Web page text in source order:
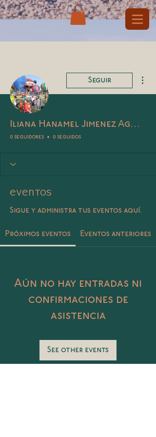
Seguir
Iliana Hanamel Jimenez Aguilar
0 seguidores 0 seguidos
Eventos
Sigue y administra tus eventos aquí.
Próximos eventos Eventos anteriores
Aún no hay entradas ni
confirmaciones de
asistencia
See other events